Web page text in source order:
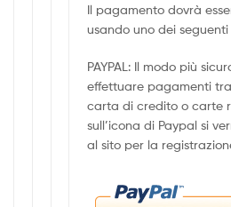
Il pagamento dovrà
usando uno dei
PAYPAL: Il modo più
effettuare pagamenti
carta di credito o carte
sull’icona di Paypal si
al sito per la